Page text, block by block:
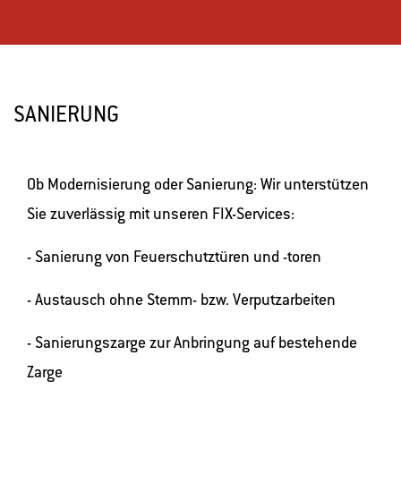
SANIERUNG
Ob Modernisierung oder Sanierung: Wir unterstützen
Sie zuverlässig mit unseren FIX-Services:
- Sanierung von Feuerschutztüren und -toren
- Austausch ohne Stemm- bzw. Verputzarbeiten
- Sanierungszarge zur Anbringung auf bestehende
Zarge